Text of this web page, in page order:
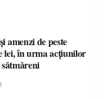
amenzi de peste
lei, în urma acțiunilor